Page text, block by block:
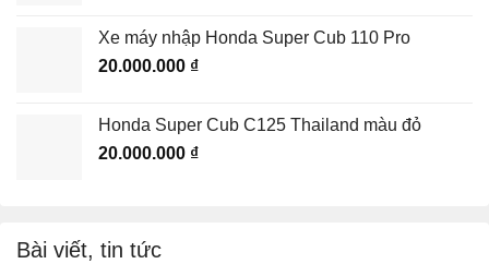
Xe máy nhập Honda Super Cub 110 Pro
20.000.000 ₫
Honda Super Cub C125 Thailand màu đỏ
20.000.000 ₫
Bài viết, tin tức